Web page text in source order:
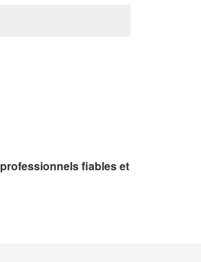
professionnels fiables et